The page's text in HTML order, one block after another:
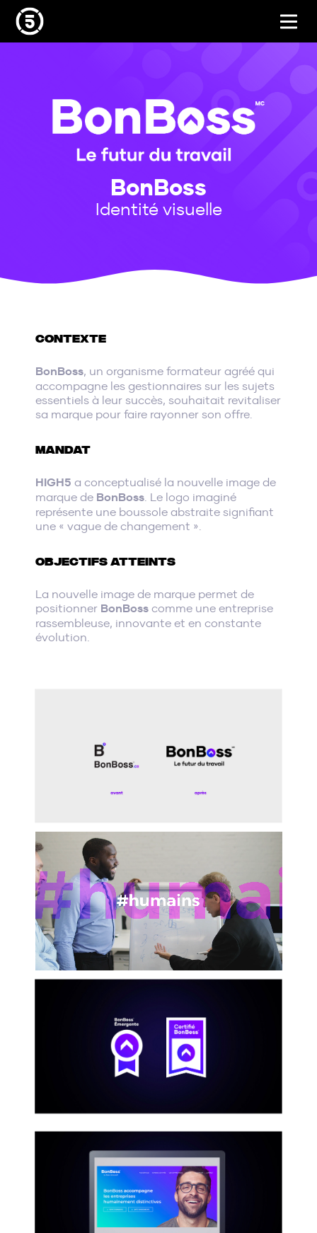
Services
Projets
BonBoss
Identité visuelle
CONTEXTE
BonBoss, un organisme formateur agréé qui
accompagne les gestionnaires sur les sujets
essentiels à leur succès, souhaitait revitaliser
sa marque pour faire rayonner son offre.
MANDAT
HIGH5 a conceptualisé la nouvelle image de
marque de BonBoss. Le logo imaginé
représente une boussole abstraite signifiant
une « vague de changement ».
OBJECTIFS ATTEINTS
La nouvelle image de marque permet de
positionner BonBosscomme une entreprise
rassembleuse, innovante et en constante
évolution.